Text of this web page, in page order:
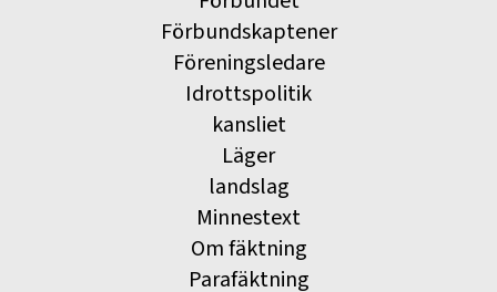
Förbundskaptener
Föreningsledare
Idrottspolitik
kansliet
Läger
landslag
Minnestext
Om fäktning
Parafäktning